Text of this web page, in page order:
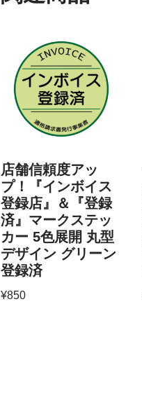
店舗信頼度アッ
プ！『インボイス
登録店』＆『登録
済』マークステッ
カー 5色展開 丸型
デザイン グリーン
登録済
¥850